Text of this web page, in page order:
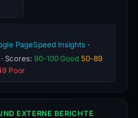
PageSpeed Insights ·
Scores: 90-100 Good 50-89
Poor
EXTERNE BERICHTE